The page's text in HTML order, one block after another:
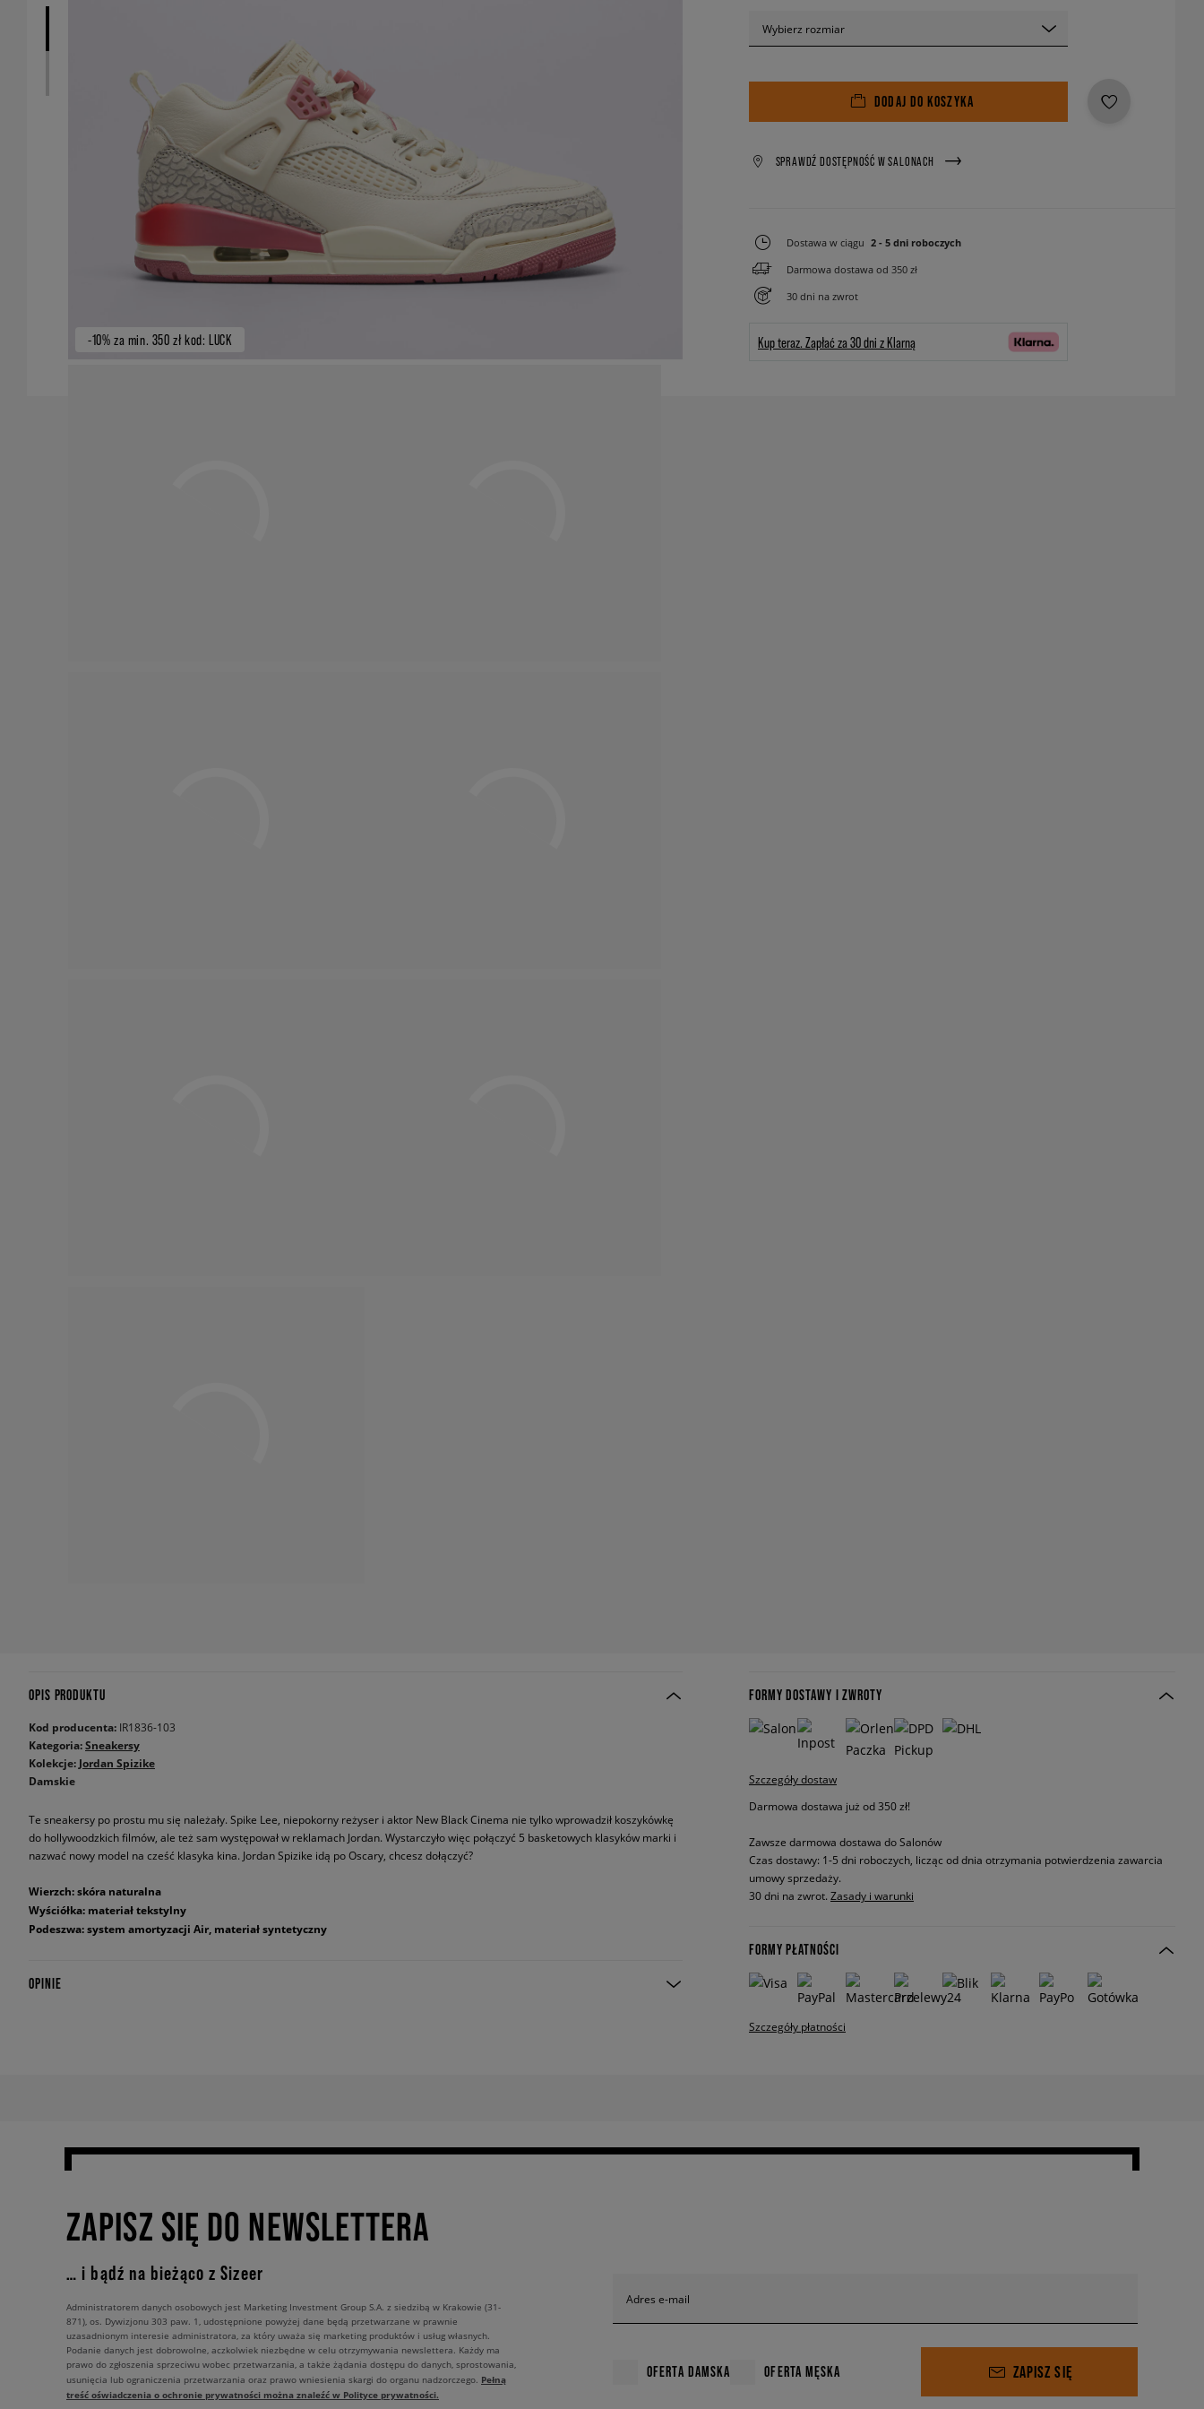
-10% za min. 350 zł kod: LUCK
Wybierz rozmiar
DODAJ DO KOSZYKA
SPRAWDŹ DOSTĘPNOŚĆ W SALONACH
Dostawa w ciągu 2 - 5 dni roboczych
Darmowa dostawa od 350 zł
30 dni na zwrot
Kup teraz. Zapłać za 30 dni z Klarną
OPIS PRODUKTU
Kod producenta: IR1836-103
Kategoria:Sneakersy
Kolekcje: Jordan Spizike
Damskie
Te sneakersy po prostu mu się należały. Spike Lee, niepokorny reżyser i aktor New Black Cinema nie tylko wprowadził koszykówkę
do hollywoodzkich filmów, ale też sam występował w reklamach Jordan. Wystarczyło więc połączyć 5 basketowych klasyków marki i
nazwać nowy model na cześć klasyka kina. Jordan Spizike idą po Oscary, chcesz dołączyć?
Wierzch: skóra naturalna
Wyściółka: materiał tekstylny
Podeszwa: system amortyzacji Air, materiał syntetyczny
OPINIE
FORMY DOSTAWY I ZWROTY
Szczegóły dostaw
Darmowa dostawa już od 350 zł!
Zawsze darmowa dostawa do Salonów
Czas dostawy: 1-5 dni roboczych, licząc od dnia otrzymania potwierdzenia zawarcia
umowy sprzedaży.
30 dni na zwrot. Zasady i warunki
FORMY PŁATNOŚCI
Szczegóły płatności
ZAPISZ SIĘ DO NEWSLETTERA
… i bądź na bieżąco z Sizeer
Adres e-mail
OFERTA DAMSKA OFERTA MĘSKA ZAPISZ SIĘ
Administratorem danych osobowych jest Marketing Investment Group S.A. z siedzibą w Krakowie (31-
871), os. Dywizjonu 303 paw. 1, udostępnione powyżej dane będą przetwarzane w prawnie
uzasadnionym interesie administratora, za który uważa się marketing produktów i usług własnych.
Podanie danych jest dobrowolne, aczkolwiek niezbędne w celu otrzymywania newslettera. Każdy ma
prawo do zgłoszenia sprzeciwu wobec przetwarzania, a także żądania dostępu do danych, sprostowania,
usunięcia lub ograniczenia przetwarzania oraz prawo wniesienia skargi do organu nadzorczego. Pełną
treść oświadczenia o ochronie prywatności można znaleźć w Polityce prywatności.